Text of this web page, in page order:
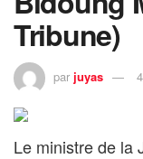
Tribune)
par juyas
Le ministre de la